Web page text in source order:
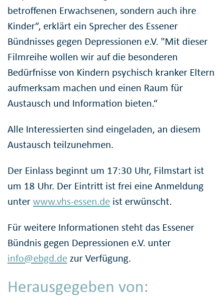
betroffenen Erwachsenen, sondern auch ihre
Kinder“, erklärt ein Sprecher des Essener
Bündnisses gegen Depressionen e.V. "Mit dieser
Filmreihe wollen wir auf die besonderen
Bedürfnisse von Kindern psychisch kranker Eltern
aufmerksam machen und einen Raum für
Austausch und Information bieten.“
Alle Interessierten sind eingeladen, an diesem
Austausch teilzunehmen.
Der Einlass beginnt um 17:30 Uhr, Filmstart ist
um 18 Uhr. Der Eintritt ist frei eine Anmeldung
unterwww.vhs-essen.de ist erwünscht.
Für weitere Informationen steht das Essener
Bündnis gegen Depressionen e.V. unter
info@ebgd.de zur Verfügung.
Herausgegeben von: